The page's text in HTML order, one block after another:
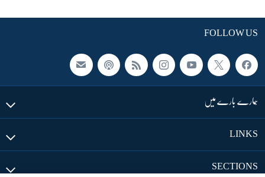
FOLLOW US
ہمارے بارے میں
LINKS
SECTIONS